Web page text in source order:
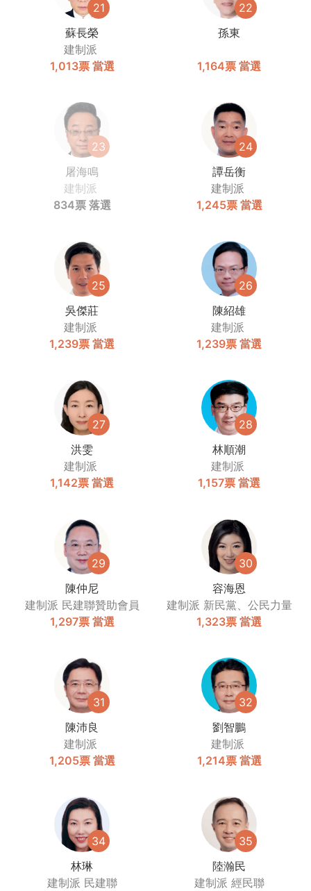
21
蘇長榮
建制派
1,013票 當選
22
孫東
1,164票 當選
23
屠海鳴
建制派
834票 落選
24
譚岳衡
建制派
1,245票 當選
25
吳傑莊
建制派
1,239票 當選
26
陳紹雄
建制派
1,239票 當選
27
洪雯
建制派
1,142票 當選
28
林順潮
建制派
1,157票 當選
29
陳仲尼
建制派 民建聯贊助會員
1,297票 當選
30
容海恩
建制派 新民黨、公民力量
1,323票 當選
31
陳沛良
建制派
1,205票 當選
32
劉智鵬
建制派
1,214票 當選
34
林琳
建制派 民建聯
35
陸瀚民
建制派 經民聯